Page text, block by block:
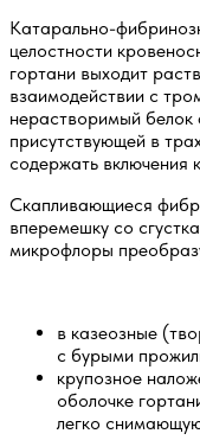
Катарально-
целостности
гортани выходит
взаимодействии с
нерастворимый
присутствующей в
содержать включения
Скапливающиеся
вперемешку со
микрофлоры
в казеозные
с бурыми
крупозное
оболочке
легко